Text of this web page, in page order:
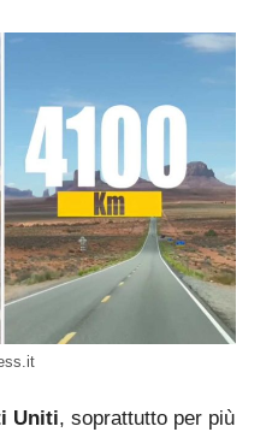
Uniti, soprattutto per più